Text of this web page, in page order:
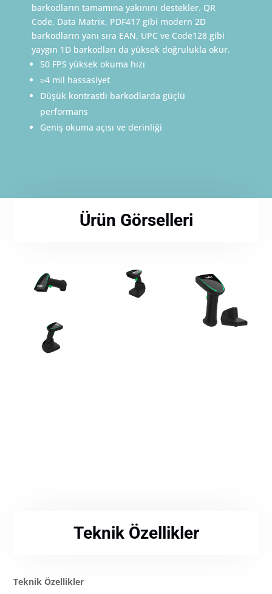
barkodların tamamına yakınını destekler. QR
Code, Data Matrix, PDF417 gibi modern 2D
barkodların yanı sıra EAN, UPC ve Code128 gibi
yaygın 1D barkodları da yüksek doğrulukla okur.
50 FPS yüksek okuma hızı
≥4 mil hassasiyet
Düşük kontrastlı barkodlarda güçlü
performans
Geniş okuma açısı ve derinliği
Ürün Görselleri
Teknik Özellikler
Teknik Özellikler